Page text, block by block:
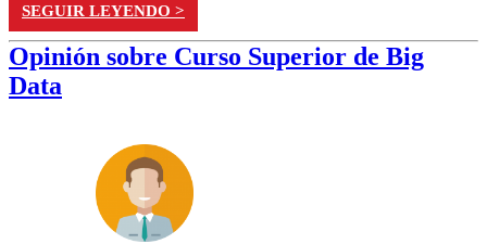
SEGUIR LEYENDO >
Opinión sobre Curso Superior de Big
Data